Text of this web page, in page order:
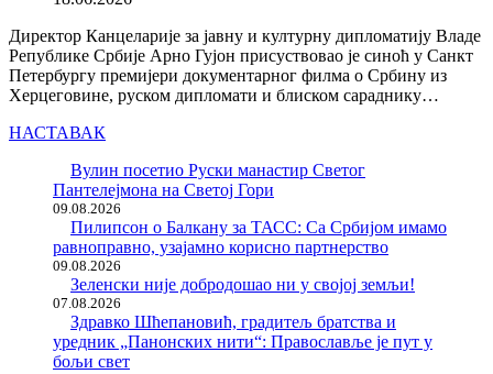
Директор Канцеларије за јавну и културну дипломатију Владе
Републике Србије Арно Гујон присуствовао је синоћ у Санкт
Петербургу премијери документарног филма о Србину из
Херцеговине, руском дипломати и блиском сараднику…
НАСТАВАК
Вулин посетио Руски манастир Светог
Пантелејмона на Светој Гори
09.08.2026
Пилипсон о Балкану за ТАСС: Са Србијом имамо
равноправно, узајамно корисно партнерство
09.08.2026
Зеленски није добродошао ни у својој земљи!
07.08.2026
Здравко Шћепановић, градитељ братства и
уредник „Панонских нити“: Православље је пут у
бољи свет